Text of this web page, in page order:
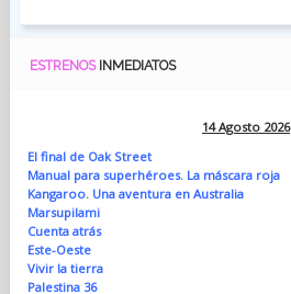
ESTRENOS INMEDIATOS
14 Agosto 2026
El final de Oak Street
Manual para superhéroes. La máscara roja
Kangaroo. Una aventura en Australia
Marsupilami
Cuenta atrás
Este-Oeste
Vivir la tierra
Palestina 36